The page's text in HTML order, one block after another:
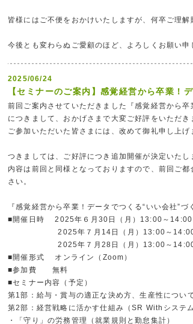
皆様にはご不便をおかけいたしますが、何卒ご理解
今後とも変わらぬご愛顧のほど、よろしくお願い申
2025/06/24
【セミナーのご案内】感覚経営から卒業！
前回ご案内させていただきました『感覚経営から卒
につきまして、おかげさまで大変ご好評をいただき
ご参加いただいた皆さまには、改めて御礼申し上げ
つきましては、ご好評につき追加開催が決定いた
内容は前回と同様となっておりますので、前回ご
さい。
『感覚経営から卒業！データでつくる“いい会社”づ
■開催日時 2025年６月30日（月）13:00～14:00
2025年７月14日（月）13:00～
2025年７月28日（月）13:00～
■開催形式 オンライン（Zoom）
■参加費 無料
■セミナー内容（予定）
第1部：給与・賞与の適正な決め方、生産性につい
第2部：経営戦略に活かす仕組み（SR Withシス
・「守り」の労務管理（就業規則と勤怠集計）